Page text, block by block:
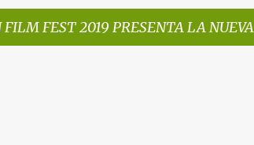
FEST 2019 PRESENTA LA